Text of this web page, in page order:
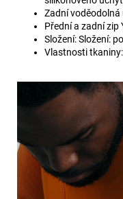
Zadní voděodolná
Přední a zadní zip
Složení: Složení:
Vlastnosti